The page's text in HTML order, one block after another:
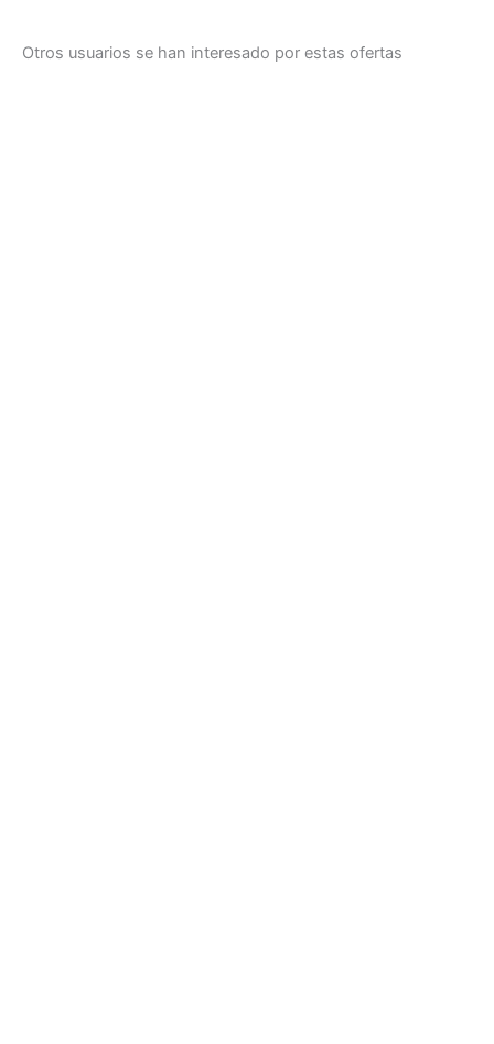
Otros usuarios se han interesado por estas ofertas